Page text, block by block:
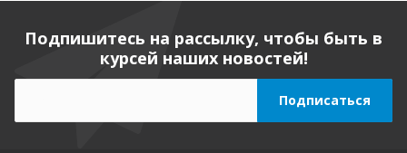
Подпишитесь на рассылку, чтобы быть в
курсей наших новостей!